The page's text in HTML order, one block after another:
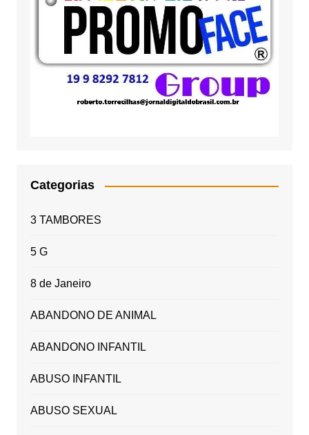
Categorias
3 TAMBORES
5 G
8 de Janeiro
ABANDONO DE ANIMAL
ABANDONO INFANTIL
ABUSO INFANTIL
ABUSO SEXUAL